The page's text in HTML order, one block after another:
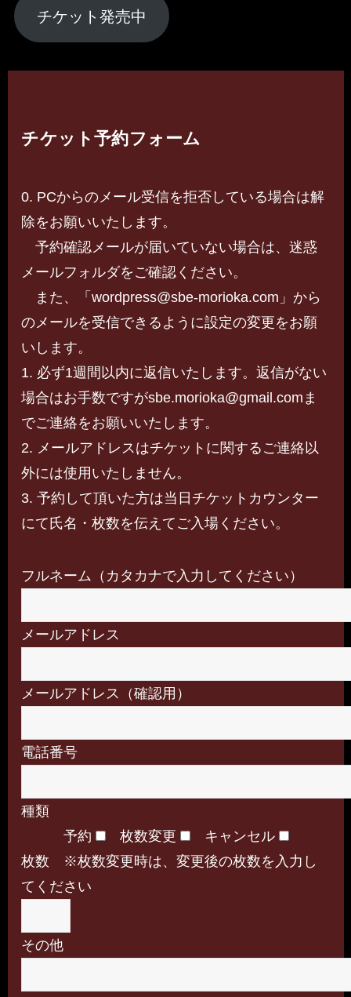
チケット発売中
チケット予約フォーム
0. PCからのメール受信を拒否している場合は解
除をお願いいたします。
予約確認メールが届いていない場合は、迷惑
メールフォルダをご確認ください。
また、「wordpress@sbe-morioka.com」から
のメールを受信できるように設定の変更をお願
いします。
1. 必ず1週間以内に返信いたします。返信がない
場合はお手数ですがsbe.morioka@gmail.comま
でご連絡をお願いいたします。
2. メールアドレスはチケットに関するご連絡以
外には使用いたしません。
3. 予約して頂いた方は当日チケットカウンター
にて氏名・枚数を伝えてご入場ください。
フルネーム（カタカナで入力してください）
メールアドレス
メールアドレス（確認用）
電話番号
種類
予約
枚数変更
キャンセル
枚数 ※枚数変更時は、変更後の枚数を入力し
てください
その他